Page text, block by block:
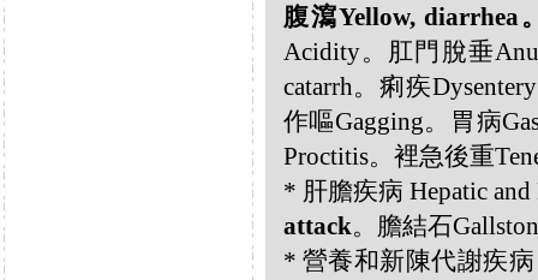
腹瀉Yellow, diarrhea
Acidity。肛門脫垂
catarrh。痢疾
作嘔Gagging。胃病
Proctitis。裡急後重
* 肝膽疾病 Hepatic
attack。膽結石
* 營養和新陳代謝疾病